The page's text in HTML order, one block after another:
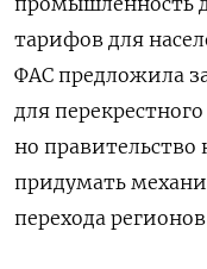
тарифов для
ФАС предложила
для
но правительство
придумать
перехода